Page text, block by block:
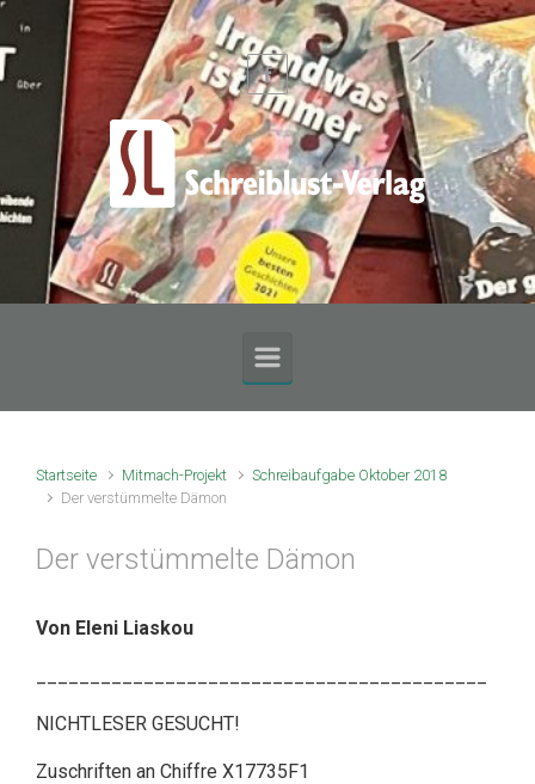
Zum Hauptinhalt springen
Startseite Mitmach-Projekt
Schreibaufgabe Oktober 2018
Der verstümmelte Dämon
Der verstümmelte Dämon
Von Eleni Liaskou
NICHTLESER GESUCHT!
Zuschriften an Chiffre X17735F1